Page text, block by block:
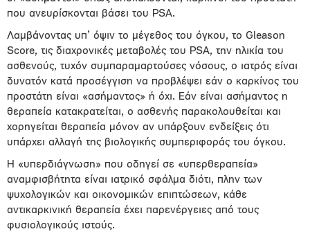
που ανευρίσκονται βάσει του PSA.
Λαμβάνοντας υπ’ όψιν το μέγεθος του όγκου, το Gleason
Score, τις διαχρονικές μεταβολές του PSA, την ηλικία του
ασθενούς, τυχόν συμπαραμαρτούσες νόσους, ο ιατρός είναι
δυνατόν κατά προσέγγιση να προβλέψει εάν ο καρκίνος του
προστάτη είναι «ασήμαντος» ή όχι. Εάν είναι ασήμαντος η
θεραπεία κατακρατείται, ο ασθενής παρακολουθείται και
χορηγείται θεραπεία μόνον αν υπάρξουν ενδείξεις ότι
υπάρχει αλλαγή της βιολογικής συμπεριφοράς του όγκου.
Η «υπερδιάγνωση» που οδηγεί σε «υπερθεραπεία»
αναμφισβήτητα είναι ιατρικό σφάλμα διότι, πλην των
ψυχολογικών και οικονομικών επιπτώσεων, κάθε
αντικαρκινική θεραπεία έχει παρενέργειες από τους
φυσιολογικούς ιστούς.